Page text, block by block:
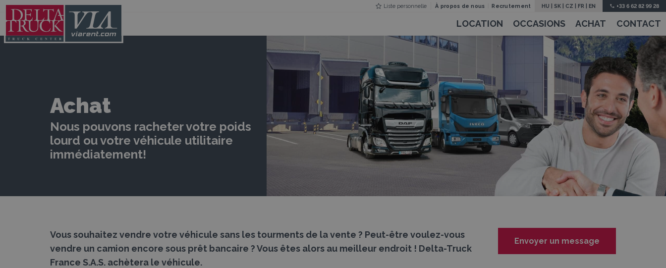
Liste personnelle À propos de nous Recrutement HU |SK CZ |FR |EN +33 6 62 82 99 28
LOCATION OCCASIONS ACHAT CONTACT
Achat
Nous pouvons racheter votre poids
lourd ou votre véhicule utilitaire
immédiatement!
Vous souhaitez vendre votre véhicule sans les tourments de la vente ? Peut-être voulez-vous
vendre un camion encore sous prêt bancaire ? Vous êtes alors au meilleur endroit ! Delta-Truck
France S.A.S. achètera le véhicule.
Envoyer un message